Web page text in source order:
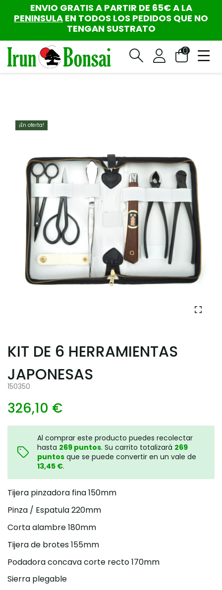
ENVIO GRATIS A PARTIR DE 65€ A LA
PENINSULA EN TODOS LOS PEDIDOS QUE NO
TENGAN SUSTRATO
0
¡En oferta!
KIT DE 6 HERRAMIENTAS
JAPONESAS
150350
326,10 €
Al comprar este producto puedes recolectar
hasta 269 puntos. Su carrito totalizará 269
puntos que se puede convertir en un vale de
13,45 €.
Tijera pinzadora fina 150mm
Pinza / Espatula 220mm
Corta alambre 180mm
Tijera de brotes 155mm
Podadora concava corte recto 170mm
Sierra plegable